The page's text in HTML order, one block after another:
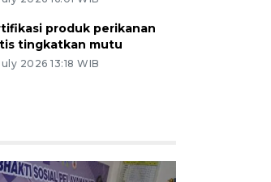
produk perikanan
tingkatkan mutu
2026 13:18 WIB